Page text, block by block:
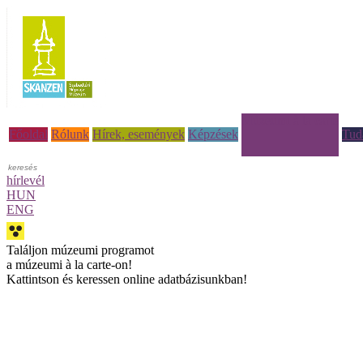
Főoldal Rólunk Hírek, események Képzések
hírlevél
HUN
ENG
Találjon múzeumi programot
a múzeumi à la carte-on!
Kattintson és keressen online adatbázisunkban!